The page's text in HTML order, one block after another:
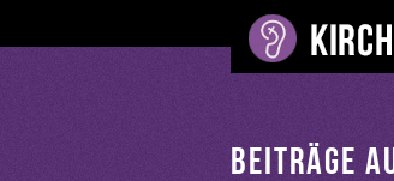
BEITRÄGE